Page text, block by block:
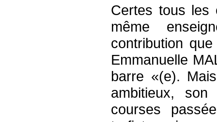
Certes tous les
même
contribution
Emmanuelle
barre «(e).
ambitieux,
courses